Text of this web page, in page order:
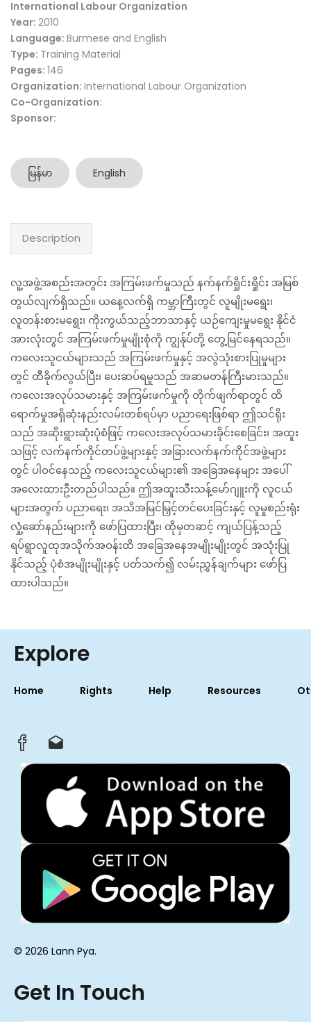
International Labour Organization
Year: 2010
Language: Burmese and English
Type: Training Material
Pages: 146
Organization: International Labour Organization
Co-Organization:
Sponsor:
မြန်မာ English
Description
လူ့အဖွဲ့အစည်းအတွင်း အကြမ်းဖက်မှုသည် နက်နက်ရှိုင်းရှိုင်း အမြစ်
တွယ်လျက်ရှိသည်။ ယနေ့လက်ရှိ ကမ္ဘာကြီးတွင် လူမျိုးမရွေး၊
လူတန်းစားမရွေး၊ ကိုးကွယ်သည့်ဘာသာနှင့် ယဉ်ကျေးမှုမရွေး နိုင်ငံ
အားလုံးတွင် အကြမ်းဖက်မှုမျိုးစုံကို ကျွန်ုပ်တို့ တွေ့မြင်နေရသည်။
ကလေးသူငယ်များသည် အကြမ်းဖက်မှုနှင့် အလွဲသုံးစားပြုမှုများ
တွင် ထိိခိုက်လွယ်ပြီး၊ ပေးဆပ်ရမှုသည် အဆမတန်ကြီးမားသည်။
ကလေးအလုပ်သမားနှင့် အကြမ်းဖက်မှုကို တိုက်ဖျက်ရာတွင် ထိ
ရောက်မှုအရှိဆုံးနည်းလမ်းတစ်ရပ်မှာ ပညာရေးဖြစ်ရာ ဤသင်ရိုး
သည် အဆိုးရွားဆုံးပုံစံဖြင့် ကလေးအလုပ်သမားခိုင်းစေခြင်း၊ အထူး
သဖြင့် လက်နက်ကိုင်တပ်ဖွဲ့များနှင့် အခြားလက်နက်ကိုင်အဖွဲ့များ
တွင် ပါဝင်နေသည့် ကလေးသူငယ်များ၏ အခြေအနေများ အပေါ်
အလေးထားဦးတည်ပါသည်။ ဤအထူးသီးသန့်မော်ဂျူးကို လူငယ်
များအတွက် ပညာရေး၊ အသိအမြင်မြှင့်တင်ပေးခြင်းနှင့် လူမှုစည်းရုံး
လှုံ့ဆော်နည်းများကို ဖော်ပြထားပြီး၊ ထိုမှတဆင့် ကျယ်ပြန့်သည့်
ရပ်ရွာလူထုအသိုက်အဝန်းထိ အခြေအနေအမျိုးမျိုးတွင် အသုံးပြု
နိုင်သည့် ပုံစံအမျိုးမျိုးနှင့် ပတ်သက်၍ လမ်းညွှန်ချက်များ ဖော်ပြ
ထားပါသည်။
Explore
Home Rights Help Resources
© 2026 Lann Pya.
Get In Touch